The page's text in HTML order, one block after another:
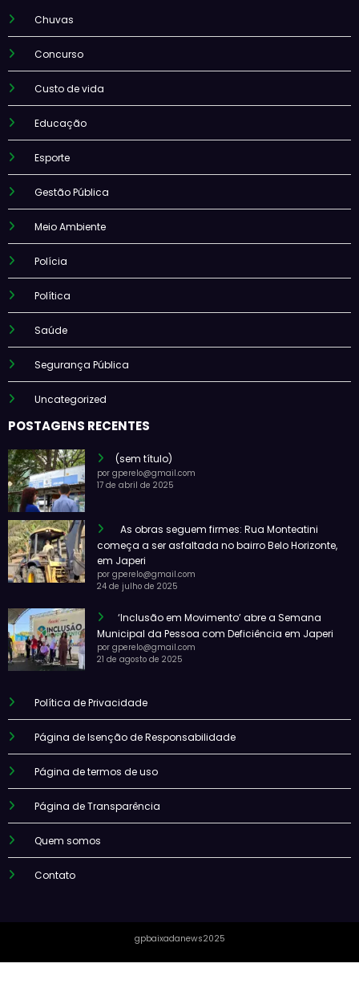
Chuvas
Concurso
Custo de vida
Educação
Esporte
Gestão Pública
Meio Ambiente
Polícia
Política
Saúde
Segurança Pública
Uncategorized
POSTAGENS RECENTES
(sem título)
por gperelo@gmail.com
17 de abril de 2025
As obras seguem firmes: Rua Monteatini
começa a ser asfaltada no bairro Belo Horizonte,
em Japeri
por gperelo@gmail.com
24 de julho de 2025
‘Inclusão em Movimento’ abre a Semana
Municipal da Pessoa com Deficiência em Japeri
por gperelo@gmail.com
21 de agosto de 2025
Política de Privacidade
Página de Isenção de Responsabilidade
Página de termos de uso
Página de Transparência
Quem somos
Contato
gpbaixadanews2025